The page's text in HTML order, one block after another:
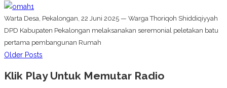
Warta Desa, Pekalongan, 22 Juni 2025 — Warga Thoriqoh Shiddiqiyyah
DPD Kabupaten Pekalongan melaksanakan seremonial peletakan batu
pertama pembangunan Rumah
Older Posts
Klik Play Untuk Memutar Radio